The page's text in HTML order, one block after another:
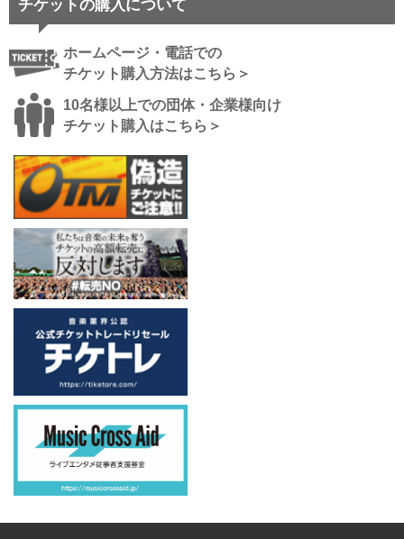
チケットの購入について
ホームページ・電話での
チケット購入方法はこちら＞
10名様以上での団体・企業様向け
チケット購入はこちら＞